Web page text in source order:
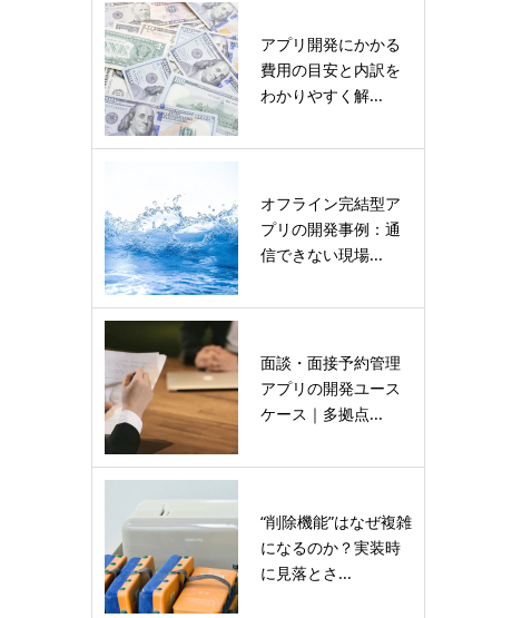
アプリ開発にかかる
費用の目安と内訳を
わかりやすく解...
オフライン完結型ア
プリの開発事例：通
信できない現場...
面談・面接予約管理
アプリの開発ユース
ケース｜多拠点...
“削除機能”はなぜ複雑
になるのか？実装時
に見落とさ...